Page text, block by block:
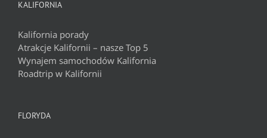
KALIFORNIA
Kalifornia porady
Atrakcje Kalifornii – nasze Top 5
Wynajem samochodów Kalifornia
Roadtrip w Kalifornii
FLORYDA